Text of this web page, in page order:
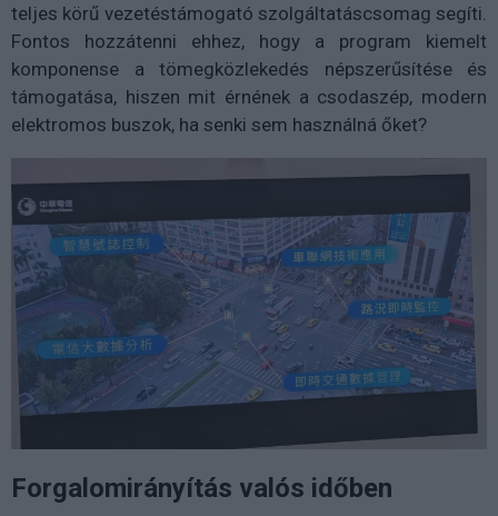
teljes körű vezetéstámogató szolgáltatáscsomag segíti.
Fontos hozzátenni ehhez, hogy a program kiemelt
komponense a tömegközlekedés népszerűsítése és
támogatása, hiszen mit érnének a csodaszép, modern
elektromos buszok, ha senki sem használná őket?
Forgalomirányítás valós időben